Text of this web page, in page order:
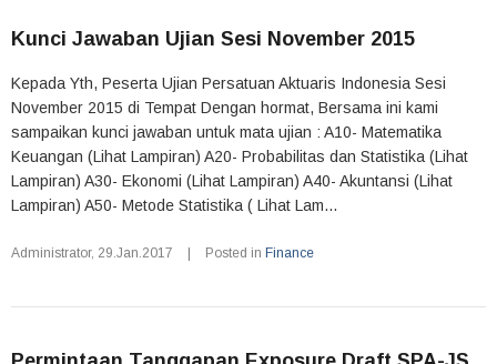
Kunci Jawaban Ujian Sesi November 2015
Kepada Yth, Peserta Ujian Persatuan Aktuaris Indonesia Sesi
November 2015 di Tempat Dengan hormat, Bersama ini kami
sampaikan kunci jawaban untuk mata ujian : A10- Matematika
Keuangan (Lihat Lampiran) A20- Probabilitas dan Statistika (Lihat
Lampiran) A30- Ekonomi (Lihat Lampiran) A40- Akuntansi (Lihat
Lampiran) A50- Metode Statistika ( Lihat Lam...
Administrator, 29.Jan.2017 Posted in Finance